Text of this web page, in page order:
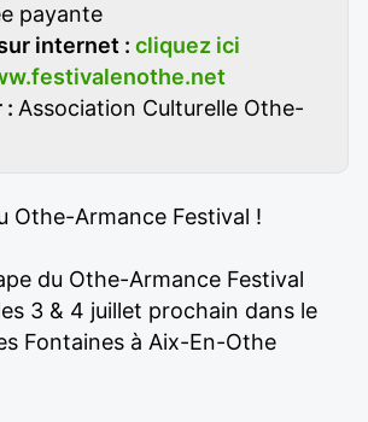
payante
internet : cliquez ici
: Association Culturelle Othe-
Othe-Armance Festival !
du Othe-Armance Festival
3 & 4 juillet prochain dans le
Fontaines à Aix-En-Othe